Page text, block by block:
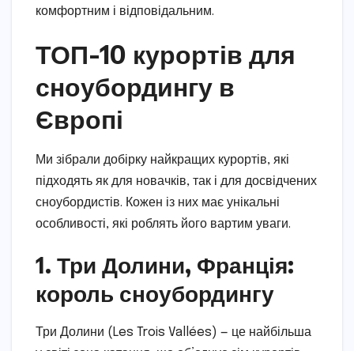
комфортним і відповідальним.
ТОП-10 курортів для
сноубордингу в
Європі
Ми зібрали добірку найкращих курортів, які
підходять як для новачків, так і для досвідчених
сноубордистів. Кожен із них має унікальні
особливості, які роблять його вартим уваги.
1. Три Долини, Франція:
король сноубордингу
Три Долини (Les Trois Vallées) — це найбільша